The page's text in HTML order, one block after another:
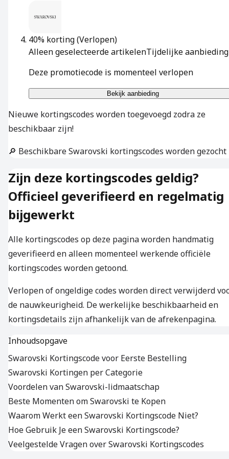
40% korting(Verlopen)
Alleen geselecteerde artikelenTijdelijke aanbieding
Deze promotiecode is momenteel verlopen
Bekijk aanbieding
Nieuwe kortingscodes worden toegevoegd zodra ze
beschikbaar zijn!
🔎 Beschikbare Swarovski kortingscodes worden gezocht
Zijn deze kortingscodes geldig?
Officieel geverifieerd en regelmatig
bijgewerkt
Alle kortingscodes op deze pagina worden handmatig
geverifieerd en alleen momenteel werkende officiële
kortingscodes worden getoond.
Verlopen of ongeldige codes worden direct verwijderd
de nauwkeurigheid. De werkelijke beschikbaarheid en
kortingsdetails zijn afhankelijk van de afrekenpagina.
Inhoudsopgave
Swarovski Kortingscode voor Eerste Bestelling
Swarovski Kortingen per Categorie
Voordelen van Swarovski-lidmaatschap
Beste Momenten om Swarovski te Kopen
Waarom Werkt een Swarovski Kortingscode Niet?
Hoe Gebruik Je een Swarovski Kortingscode?
Veelgestelde Vragen over Swarovski Kortingscodes